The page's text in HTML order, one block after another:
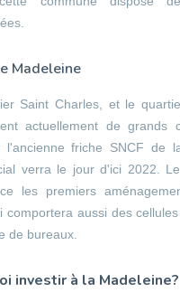
Madeleine
Saint Charles, et le
actuellement de grands
l'ancienne friche SNCF de
verra le jour d'ici 2022.
les premiers
comportera aussi des
de bureaux.
investir à la Madeleine?